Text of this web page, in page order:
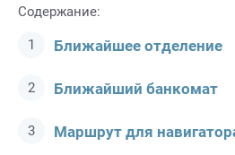
Содержание:
Ближайшее отделение
Ближайший банкомат
Маршрут для